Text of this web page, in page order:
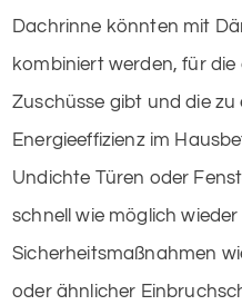
Dachrinne könnten mit
kombiniert werden, für
Zuschüsse gibt und die zu
Energieeffizienz im
Undichte Türen oder
schnell wie möglich
Sicherheitsmaßnahmen
oder ähnlicher